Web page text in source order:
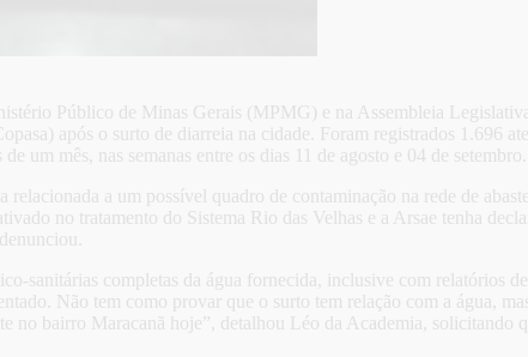
Público de Minas Gerais (MPMG) e na Assembleia
após o surto de diarreia na cidade. Foram registrados 1.696
mês, nas semanas entre os dias 11 de agosto e 04 de setembro.
relacionada a um possível quadro de contaminação na rede de
no tratamento do Sistema Rio das Velhas e a Arsae tenha
sanitárias completas da água fornecida, inclusive com relatórios
Não tem como provar que o surto tem relação com a água,
no bairro Maracanã hoje”, detalhou Léo da Academia,